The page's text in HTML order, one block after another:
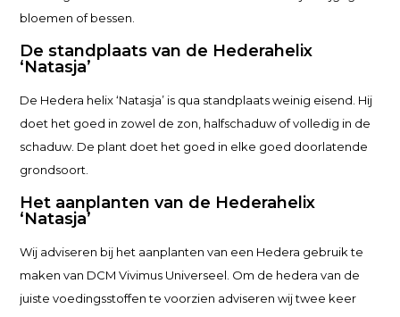
bloemen of bessen.
De standplaats van de Hederahelix
‘Natasja’
De Hedera helix ‘Natasja’ is qua standplaats weinig eisend. Hij
doet het goed in zowel de zon, halfschaduw of volledig in de
schaduw. De plant doet het goed in elke goed doorlatende
grondsoort.
Het aanplanten van de Hederahelix
‘Natasja’
Wij adviseren bij het aanplanten van een Hedera gebruik te
maken van DCM Vivimus Universeel. Om de hedera van de
juiste voedingsstoffen te voorzien adviseren wij twee keer